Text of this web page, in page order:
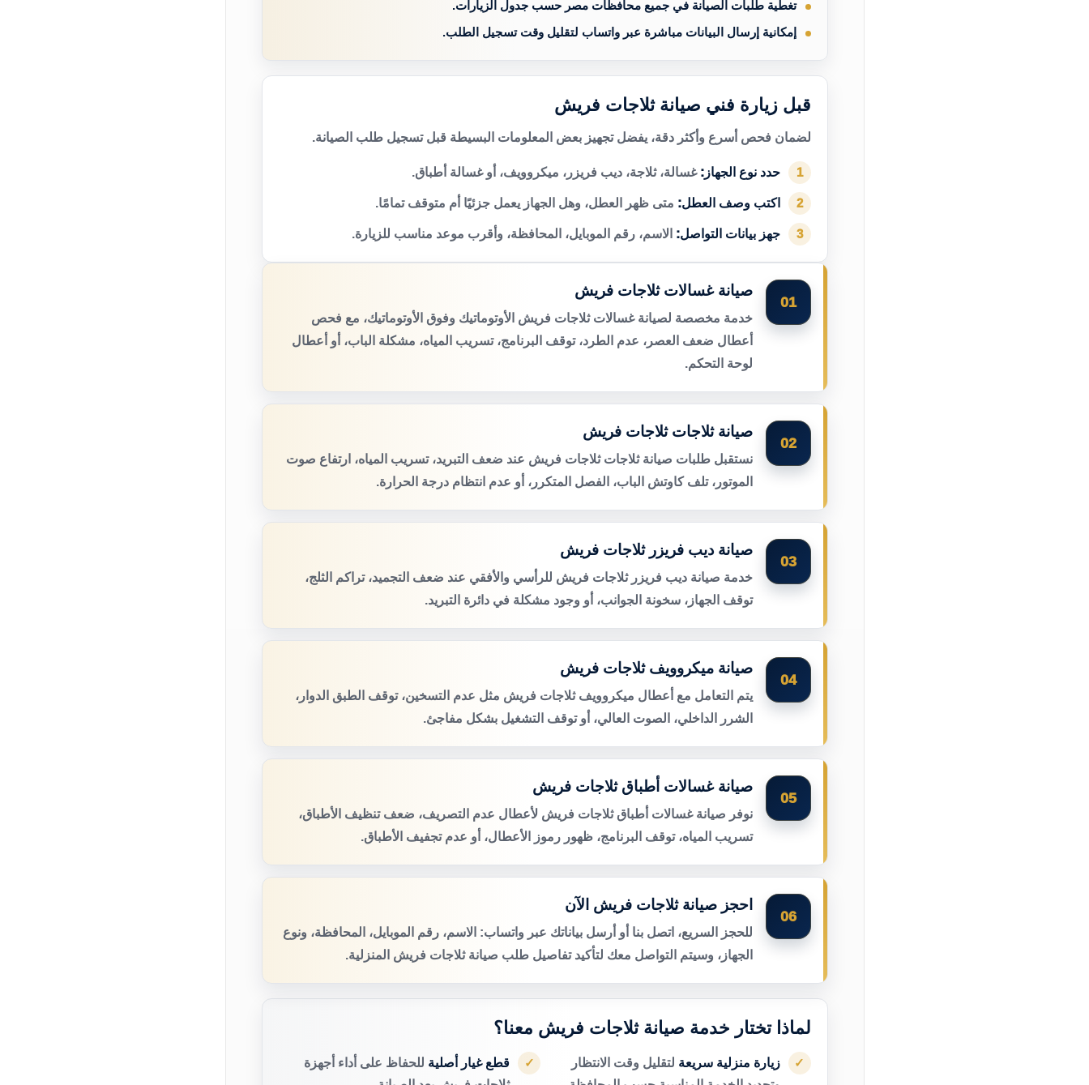
تغطية طلبات الصيانة في جميع محافظات مصر حسب جدول الزيارات.
إمكانية إرسال البيانات مباشرة عبر واتساب لتقليل وقت تسجيل الطلب.
قبل زيارة فني صيانة ثلاجات فريش
لضمان فحص أسرع وأكثر دقة، يفضل تجهيز بعض المعلومات البسيطة قبل تسجيل طلب الصيانة.
1 حدد نوع الجهاز: غسالة، ثلاجة، ديب فريزر، ميكروويف، أو غسالة أطباق.
2 اكتب وصف العطل: متى ظهر العطل، وهل الجهاز يعمل جزئيًا أم متوقف تمامًا.
3 جهز بيانات التواصل: الاسم، رقم الموبايل، المحافظة، وأقرب موعد مناسب للزيارة.
01
صيانة غسالات ثلاجات فريش
خدمة مخصصة لصيانة غسالات ثلاجات فريش الأوتوماتيك وفوق الأوتوماتيك، مع فحص
أعطال ضعف العصر، عدم الطرد، توقف البرنامج، تسريب المياه، مشكلة الباب، أو أعطال
لوحة التحكم.
02
صيانة ثلاجات ثلاجات فريش
نستقبل طلبات صيانة ثلاجات ثلاجات فريش عند ضعف التبريد، تسريب المياه، ارتفاع صوت
الموتور، تلف كاوتش الباب، الفصل المتكرر، أو عدم انتظام درجة الحرارة.
03
صيانة ديب فريزر ثلاجات فريش
خدمة صيانة ديب فريزر ثلاجات فريش للرأسي والأفقي عند ضعف التجميد، تراكم الثلج،
توقف الجهاز، سخونة الجوانب، أو وجود مشكلة في دائرة التبريد.
04
صيانة ميكروويف ثلاجات فريش
يتم التعامل مع أعطال ميكروويف ثلاجات فريش مثل عدم التسخين، توقف الطبق الدوار،
الشرر الداخلي، الصوت العالي، أو توقف التشغيل بشكل مفاجئ.
05
صيانة غسالات أطباق ثلاجات فريش
نوفر صيانة غسالات أطباق ثلاجات فريش لأعطال عدم التصريف، ضعف تنظيف الأطباق،
تسريب المياه، توقف البرنامج، ظهور رموز الأعطال، أو عدم تجفيف الأطباق.
06
احجز صيانة ثلاجات فريش الآن
للحجز السريع، اتصل بنا أو أرسل بياناتك عبر واتساب: الاسم، رقم الموبايل، المحافظة، ونوع
الجهاز، وسيتم التواصل معك لتأكيد تفاصيل طلب صيانة ثلاجات فريش المنزلية.
لماذا تختار خدمة صيانة ثلاجات فريش معنا؟
✓ زيارة منزلية سريعة لتقليل وقت الانتظار
✓ قطع غيار أصلية للحفاظ على أداء أجهزة